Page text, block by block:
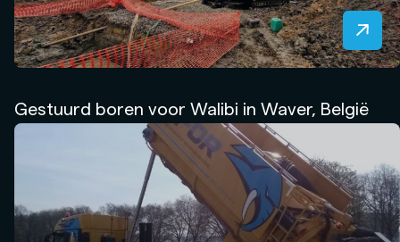
Gestuurd boren voor Walibi in Waver, België